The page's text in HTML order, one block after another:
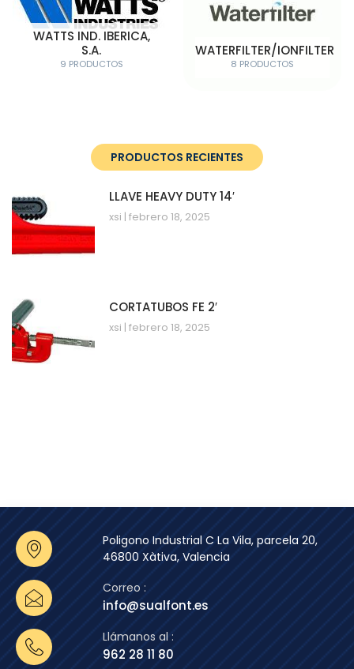
WATTS IND. IBERICA,
S.A.
9 PRODUCTOS
WATERFILTER/IONFILTER
8 PRODUCTOS
PRODUCTOS RECIENTES
LLAVE HEAVY DUTY 14′
xsi febrero 18, 2025
CORTATUBOS FE 2′
xsi febrero 18, 2025
Poligono Industrial C La Vila, parcela 20,
46800 Xàtiva, Valencia
Correo :
info@sualfont.es
Llámanos al :
962 28 11 80